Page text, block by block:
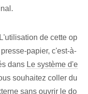
de cette op
papier, c'est-à-
dans Le système d'e
souhaitez coller du
sans ouvrir le do